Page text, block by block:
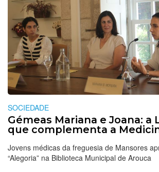
SOCIEDADE
Gémeas Mariana e Joana: a
que complementa a
Jovens médicas da freguesia de Mansores
“Alegoria” na Biblioteca Municipal de Arouca